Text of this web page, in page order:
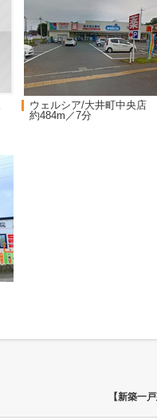
ウェルシア/大井町中央店
約484m／7分
【新築一戸